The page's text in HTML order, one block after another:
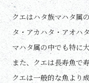
クエはハタ族マハタ属
タ・アカハタ・アオハ
マハタ属の中でも特に
また、クエは長寿魚で
クエは一般的な魚より